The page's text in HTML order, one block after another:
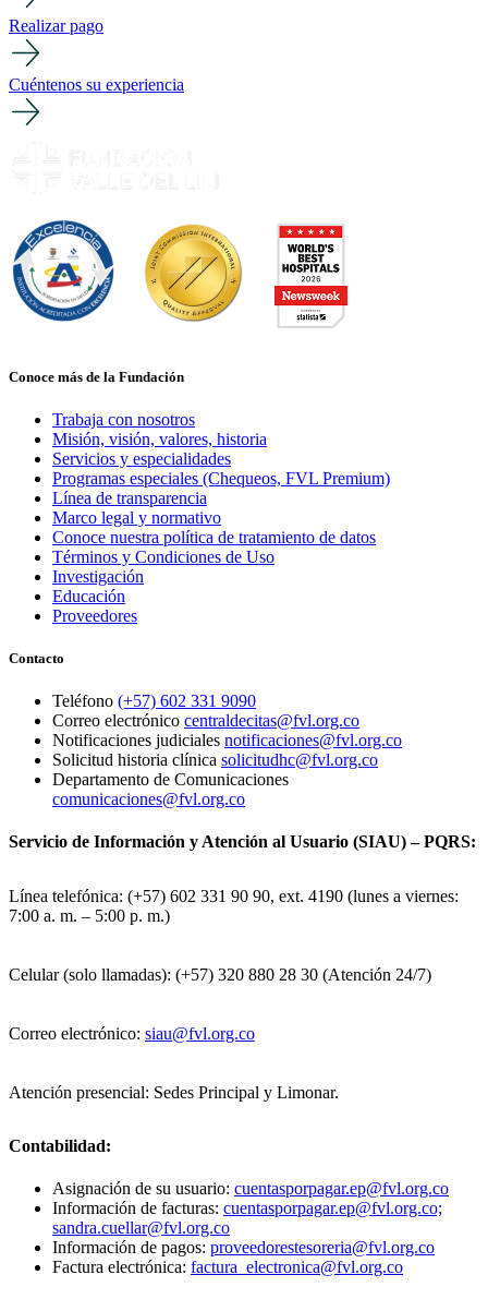
Realizar pago
Cuéntenos su experiencia
Conoce más de la Fundación
Trabaja con nosotros
Misión, visión, valores, historia
Servicios y especialidades
Programas especiales (Chequeos, FVL Premium)
Línea de transparencia
Marco legal y normativo
Conoce nuestra política de tratamiento de datos
Términos y Condiciones de Uso
Investigación
Educación
Proveedores
Contacto
Teléfono (+57) 602 331 9090
Correo electrónico centraldecitas@fvl.org.co
Notificaciones judiciales notificaciones@fvl.org.co
Solicitud historia clínica solicitudhc@fvl.org.co
Departamento de Comunicaciones
comunicaciones@fvl.org.co
Servicio de Información y Atención al Usuario (SIAU) – PQRS:
Línea telefónica: (+57) 602 331 90 90, ext. 4190 (lunes a viernes:
7:00 a. m. – 5:00 p. m.)
Celular (solo llamadas): (+57) 320 880 28 30 (Atención 24/7)
Correo electrónico: siau@fvl.org.co
Atención presencial: Sedes Principal y Limonar.
Contabilidad:
Asignación de su usuario: cuentasporpagar.ep@fvl.org.co
Información de facturas: cuentasporpagar.ep@fvl.org.co;
sandra.cuellar@fvl.org.co
Información de pagos: proveedorestesoreria@fvl.org.co
Factura electrónica: factura_electronica@fvl.org.co